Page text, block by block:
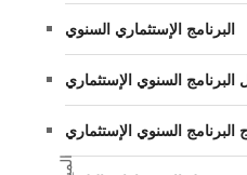
البرنامج الإستثماري السنوي
السنوي الإستثماري
السنوي الإستثماري